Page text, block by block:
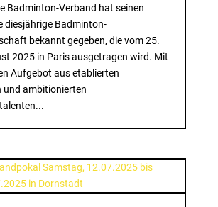
Badminton-Verband hat seinen
diesjährige Badminton-
bekannt gegeben, die vom 25.
2025 in Paris ausgetragen wird. Mit
Aufgebot aus etablierten
und ambitionierten